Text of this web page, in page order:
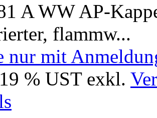
A WW AP-
flammw...
nur mit
% UST exkl.